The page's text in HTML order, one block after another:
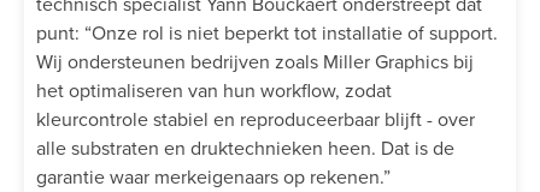
punt: “Onze rol is niet beperkt tot installatie of support.
Wij ondersteunen bedrijven zoals Miller Graphics bij
het optimaliseren van hun workflow, zodat
kleurcontrole stabiel en reproduceerbaar blijft - over
alle substraten en druktechnieken heen. Dat is de
garantie waar merkeigenaars op rekenen.”